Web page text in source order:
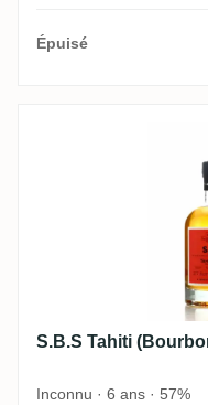
Épuisé
S.B.S Tahiti
S.B.S Tahiti
Inconnu · 6 ans · 57%